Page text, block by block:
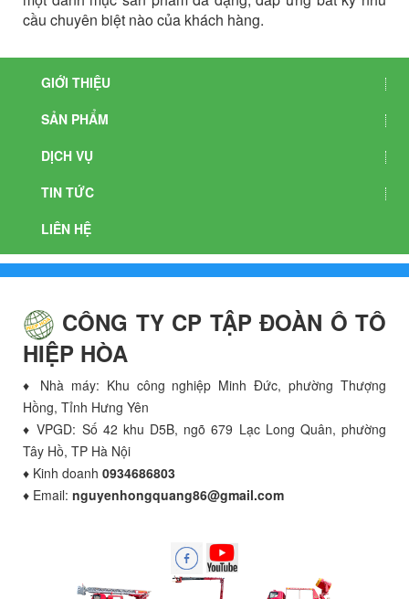
cầu chuyên biệt nào của khách hàng.
GIỚI THIỆU
SẢN PHẨM
DỊCH VỤ
TIN TỨC
LIÊN HỆ
CÔNG TY CP TẬP ĐOÀN Ô TÔ
HIỆP HÒA
♦ Nhà máy: Khu công nghiệp Minh Đức, phường Thượng
Hồng, Tỉnh Hưng Yên
♦ VPGD: Số 42 khu D5B, ngõ 679 Lạc Long Quân, phường
Tây Hồ, TP Hà Nội
♦ Kinh doanh 0934686803
♦ Email: nguyenhongquang86@gmail.com